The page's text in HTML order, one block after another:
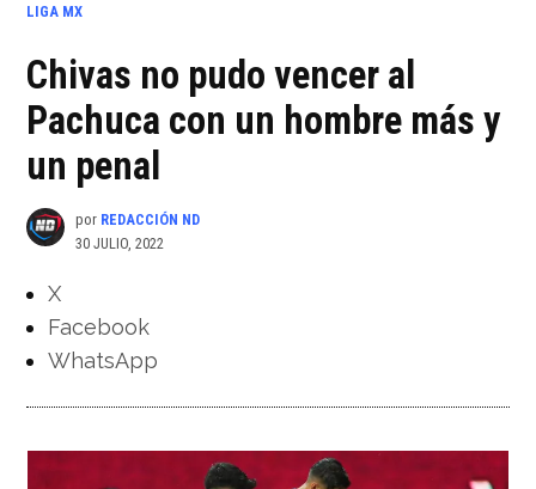
PUBLICADO
LIGA MX
Chivas no pudo vencer al
Pachuca con un hombre más y
un penal
por REDACCIÓN ND
30 JULIO, 2022
X
Facebook
WhatsApp